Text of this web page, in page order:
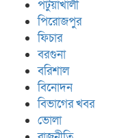
পটুয়াখালী
পিরোজপুর
ফিচার
বরগুনা
বরিশাল
বিনোদন
বিভাগের খবর
ভোলা